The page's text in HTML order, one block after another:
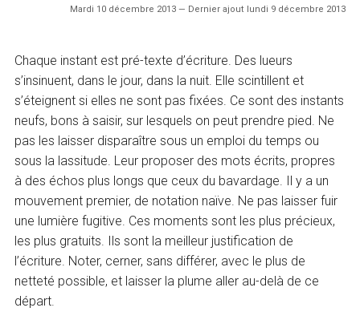
Mardi 10 décembre 2013 — Dernier ajout lundi 9 décembre 2013
Chaque instant est pré-texte d’écriture. Des lueurs
s’insinuent, dans le jour, dans la nuit. Elle scintillent et
s’éteignent si elles ne sont pas fixées. Ce sont des instants
neufs, bons à saisir, sur lesquels on peut prendre pied. Ne
pas les laisser disparaître sous un emploi du temps ou
sous la lassitude. Leur proposer des mots écrits, propres
à des échos plus longs que ceux du bavardage. Il y a un
mouvement premier, de notation naïve. Ne pas laisser fuir
une lumière fugitive. Ces moments sont les plus précieux,
les plus gratuits. Ils sont la meilleur justification de
l’écriture. Noter, cerner, sans différer, avec le plus de
netteté possible, et laisser la plume aller au-delà de ce
départ.